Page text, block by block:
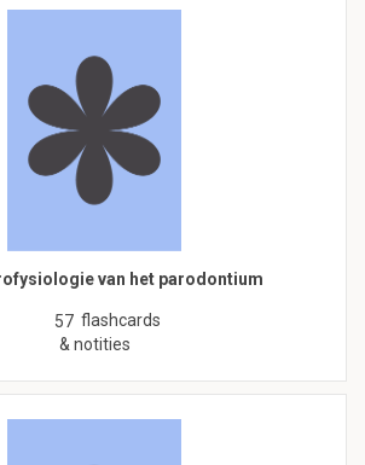
van het parodontium
57 flashcards
& notities